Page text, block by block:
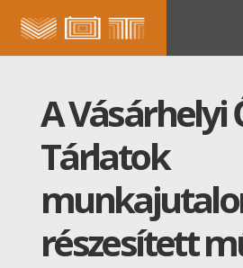
A Vásárhelyi
Tárlatok
részesített